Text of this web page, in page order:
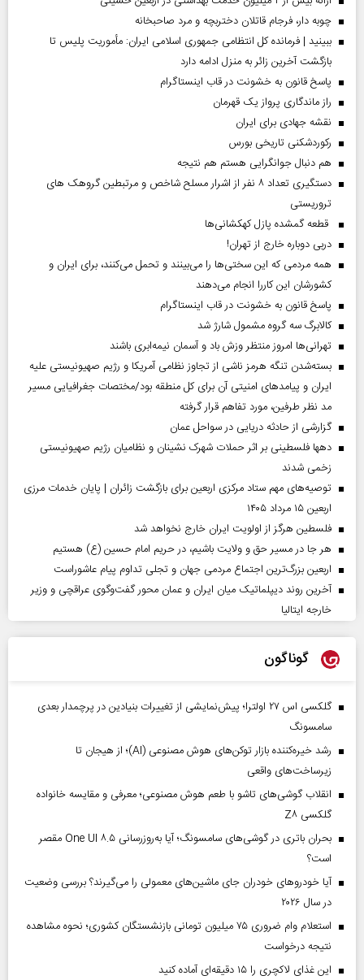
چوبه دار، فرجام قاتلان دختربچه و مرد صاحبخانه
ببینید | فرمانده کل انتظامی جمهوری اسلامی ایران­: مأموریت پلیس تا
بازگشت آخرین زائر به منزل ادامه دارد
پاسخ قانون به خشونت در قاب اینستاگرام
راز ماندگاری پرواز یک قهرمان
نقشه جهادی برای ایران
رکوردشکنی تاریخی بورس
هم دنبال جوانگرایی هستم هم نتیجه
دستگیری تعداد ۸ نفر از اشرار مسلح شاخص و مرتبطین گروهک های
تروریستی
قطعه گمشده پازل کهکشانی‌ها
دربی دوباره خارج از تهران!
همه مردمی که این سختی‌ها را می‌بینند و تحمل می‌کنند، برای ایران و
کشورشان این کاررا انجام می‌دهند
پاسخ قانون به خشونت در قاب اینستاگرام
کالابرگ سه گروه مشمول شارژ شد
تهرانی‌ها امروز منتظر وزش باد و آسمان نیمه‌ابری باشند
بسته‌شدن تنگه هرمز ناشی از تجاوز نظامی آمریکا و رژیم صهیونیستی علیه
ایران و پیامد‌های امنیتی آن برای کل منطقه بود/مختصات جغرافیایی مسیر
مد نظر طرفین، مورد تفاهم قرار گرفته
گزارشی از حادثه دریایی در سواحل عمان
دهها فلسطینی بر اثر حملات شهرک نشینان و نظامیان رژیم صهیونیستی
زخمی شدند
توصیه‌های مهم ستاد مرکزی اربعین برای بازگشت زائران | پایان خدمات مرزی
اربعین ۱۵ مرداد ۱۴۰۵
فلسطین هرگز از اولویت ایران خارج نخواهد شد
هر جا در مسیر حق و ولایت باشیم، در حریم امام حسین (ع) هستیم
اربعین بزرگ‌ترین اجتماع مردمی جهان و تجلی تداوم پیام عاشوراست
آخرین روند دیپلماتیک میان ایران و عمان محور گفت‌وگوی عراقچی و وزیر
خارجه ایتالیا
گوناگون
گلکسی اس ۲۷ اولترا؛ پیش‌نمایشی از تغییرات بنیادین در پرچمدار بعدی
سامسونگ
رشد خیره‌کننده بازار توکن‌های هوش مصنوعی (AI)؛ از هیجان تا
زیرساخت‌های واقعی
انقلاب گوشی‌های تاشو‌ با طعم هوش مصنوعی؛ معرفی و مقایسه خانواده
گلکسی Z۸
بحران باتری در گوشی‌های سامسونگ؛ آیا به‌روزرسانی One UI ۸.۵ مقصر
است؟
آیا خودروهای خودران جای ماشین‌های معمولی را می‌گیرند؟ بررسی وضعیت
در سال ۲۰۲۶
استعلام وام ضروری ۷۵ میلیون تومانی بازنشستگان کشوری؛ نحوه مشاهده
نتیجه درخواست
این غذای لاکچری را ۱۵ دقیقه‌ای آماده کنید